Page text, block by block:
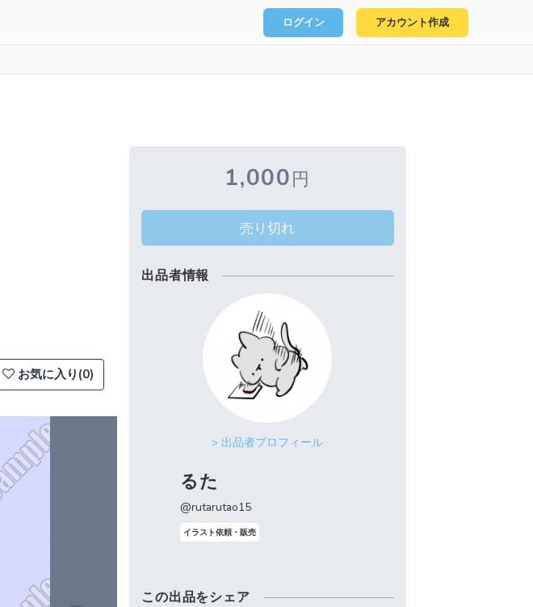
ログイン アカウント作成
お気に入り(0)
1,000円
売り切れ
出品者情報
> 出品者プロフィール
るた
@rutarutao15
イラスト依頼・販売
この出品をシェア